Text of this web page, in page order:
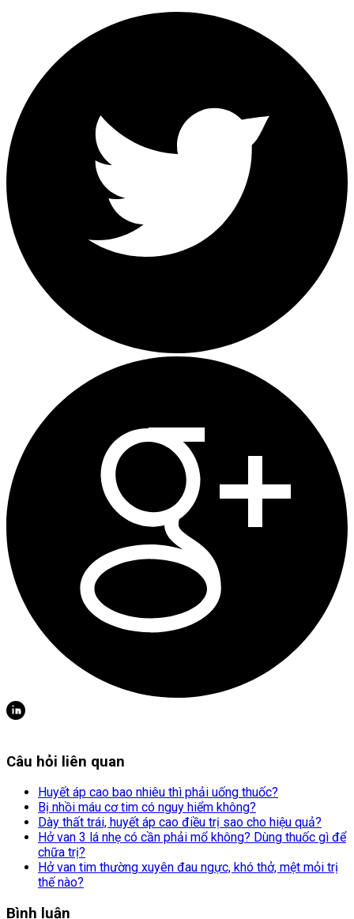
Câu hỏi liên quan
Huyết áp cao bao nhiêu thì phải uống thuốc?
Bị nhồi máu cơ tim có nguy hiểm không?
Dày thất trái, huyết áp cao điều trị sao cho hiệu quả?
Hở van 3 lá nhẹ có cần phải mổ không? Dùng thuốc gì để
chữa trị?
Hở van tim thường xuyên đau ngực, khó thở, mệt mỏi trị
thế nào?
Bình luận